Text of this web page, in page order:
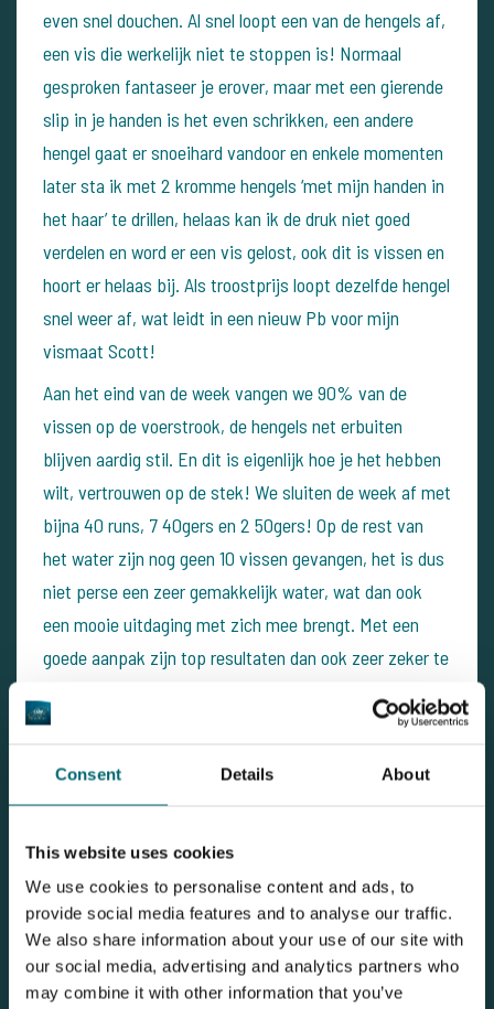
Consent Details About
This website uses cookies
We use cookies to personalise content and ads, to
provide social media features and to analyse our traffic.
We also share information about your use of our site with
our social media, advertising and analytics partners who
may combine it with other information that you’ve
even snel douchen. Al snel loopt een van de hengels af,
een vis die werkelijk niet te stoppen is! Normaal
gesproken fantaseer je erover, maar met een gierende
slip in je handen is het even schrikken, een andere
hengel gaat er snoeihard vandoor en enkele momenten
later sta ik met 2 kromme hengels ‘met mijn handen in
het haar’ te drillen, helaas kan ik de druk niet goed
verdelen en word er een vis gelost, ook dit is vissen en
hoort er helaas bij. Als troostprijs loopt dezelfde hengel
snel weer af, wat leidt in een nieuw Pb voor mijn
vismaat Scott!
Aan het eind van de week vangen we 90% van de
vissen op de voerstrook, de hengels net erbuiten
blijven aardig stil. En dit is eigenlijk hoe je het hebben
wilt, vertrouwen op de stek! We sluiten de week af met
bijna 40 runs, 7 40gers en 2 50gers! Op de rest van
het water zijn nog geen 10 vissen gevangen, het is dus
niet perse een zeer gemakkelijk water, wat dan ook
een mooie uitdaging met zich mee brengt. Met een
goede aanpak zijn top resultaten dan ook zeer zeker te
Als laatst maar niet het minste wil ik even vermelden
dat voeren absoluut niet leid tot vangen, doe dit met
verstand! Helemaal in het voorjaar. Gebruik ligt
deze week is hier een koppel mee de fout in gegaan en
hebben de gehele week niets gevangen. Als we in een
week 75kg hennep en 20 liter maden gebruiken, schrik
je er van hoeveel er naar de voorntjes gaat. Dit staat
totaal niet in vergelijking met boilies!